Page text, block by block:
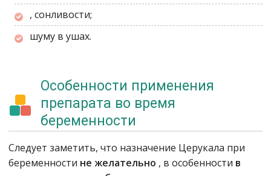
, сонливости;
шуму в ушах.
Особенности применения
препарата во время
беременности
Следует заметить, что назначение Церукала при
беременности не желательно , в особенности в